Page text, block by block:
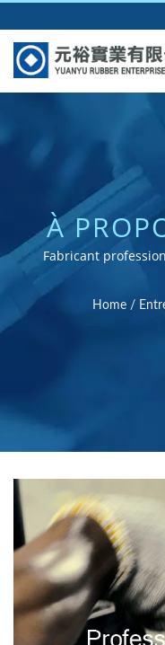
À
Fabricant
Yuanyu Rubber
pièces en
Home /